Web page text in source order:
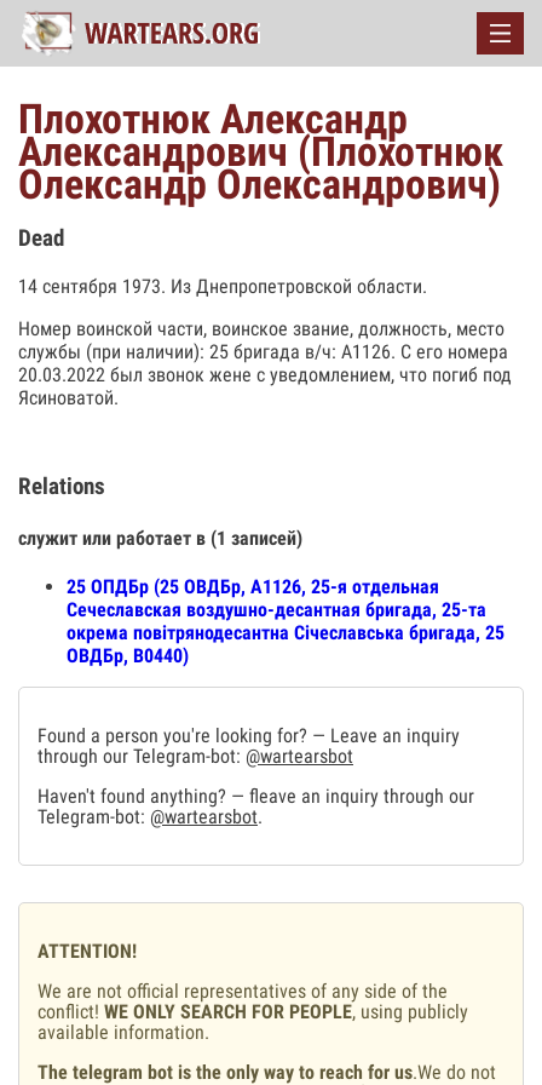
Плохотнюк Александр
Александрович (Плохотнюк
Олександр Олександрович)
Dead
14 сентября 1973. Из Днепропетровской области.
Номер воинской части, воинское звание, должность, место
службы (при наличии): 25 бригада в/ч: А1126. С его номера
20.03.2022 был звонок жене с уведомлением, что погиб под
Ясиноватой.
Relations
служит или работает в (1 записей)
25 ОПДБр (25 ОВДБр, А1126, 25-я отдельная
Сечеславская воздушно-десантная бригада, 25-та
окрема повітрянодесантна Січеславська бригада, 25
ОВДБр, В0440)
Found a person you're looking for? — Leave an inquiry
through our Telegram-bot: @wartearsbot
Haven't found anything? — fleave an inquiry through our
Telegram-bot: @wartearsbot.
ATTENTION!
We are not official representatives of any side of the
conflict! WE ONLY SEARCH FOR PEOPLE, using publicly
available information.
The telegram bot is the only way to reach for us.We do not